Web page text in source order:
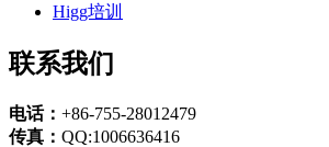
Higg培训
联系我们
电话： +86-755-28012479
传真： QQ:1006636416